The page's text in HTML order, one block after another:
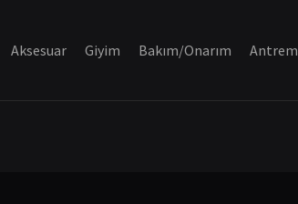
Aksesuar Giyim Bakım/Onarım